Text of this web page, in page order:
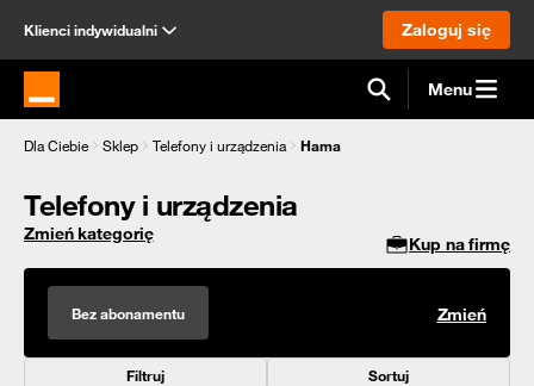
Klienci indywidualni Zaloguj się
Strona główna Orange.pl Menu
Dla Ciebie Sklep Telefony i urządzenia Hama
Telefony i urządzenia
Zmień kategorię Kup na firmę
Bez abonamentu Zmień
Filtruj Sortuj